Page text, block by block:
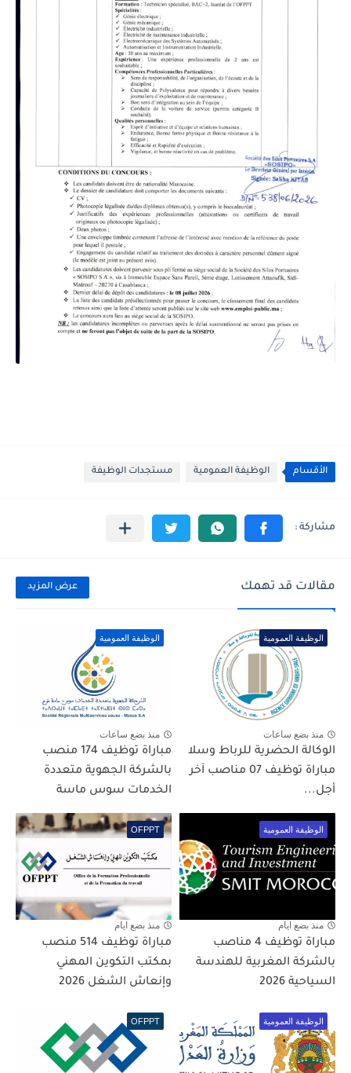
الأقسام الوظيفة العمومية مستجدات الوظيفة
مقالات قد تهمك عرض المزيد
الوظيفة العمومية
منذ بضع ساعات
الوكالة الحضرية للرباط وسلا
مباراة توظيف 07 مناصب آخر
أجل...
الوظيفة العمومية
منذ بضع ساعات
مباراة توظيف 174 منصب
بالشركة الجهوية متعددة
الخدمات سوس ماسة
الوظيفة العمومية
منذ بضع ايام
مباراة توظيف 4 مناصب
بالشركة المغربية للهندسة
السياحية 2026
OFPPT
منذ بضع ايام
مباراة توظيف 514 منصب
بمكتب التكوين المهني
وإنعاش الشغل 2026
الوظيفة العمومية OFPPT